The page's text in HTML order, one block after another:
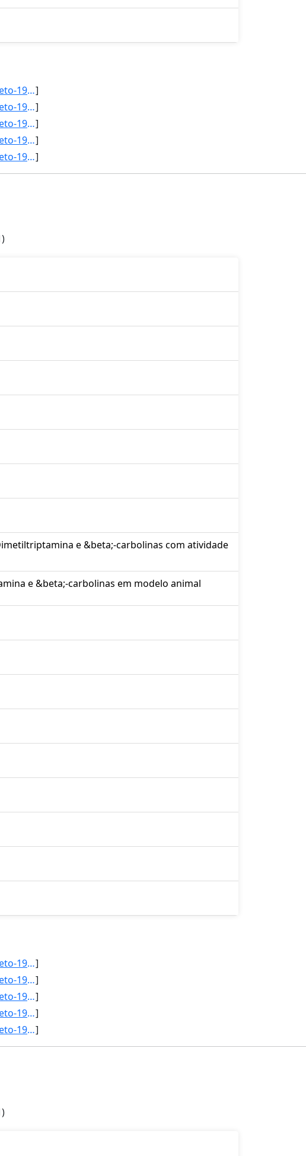
2: nº_processo-02/2018-cod_plano-2858-cod_projeto-1936-orientador-Larissa_Araujo_Rolim-titulacao-Doutor]]
3: nº_processo-03/2018-cod_plano-2840-cod_projeto-1922-orientador-Acacio_Figueiredo_Neto-titulacao-Dout]]
4: nº_processo-04/2018-cod_plano-2856-cod_projeto-1930-orientador-Ricardo_Argenton_Ramos-titulacao-Dout]]
5: nº_processo-05/2018-cod_plano-2848-cod_projeto-1928-orientador-ANA_PAULA_DE_OLIVEIRA_-titulacao-Mest]]
6: nº_processo-05/2018-cod_plano-2872-cod_projeto-1960-orientador-Joao_Jose_de_Simoni_Gouveia-titulacao]]
e &beta;-carbolinas com atividade
e &beta;-carbolinas em modelo animal
3: nº_processo-03/2018-cod_plano-2840-cod_projeto-1922-orientador-Acacio_Figueiredo_Neto-titulacao-Dout]]
4: nº_processo-04/2018-cod_plano-2856-cod_projeto-1930-orientador-Ricardo_Argenton_Ramos-titulacao-Dout]]
5: nº_processo-05/2018-cod_plano-2848-cod_projeto-1928-orientador-ANA_PAULA_DE_OLIVEIRA_-titulacao-Mest]]
6: nº_processo-05/2018-cod_plano-2872-cod_projeto-1960-orientador-Joao_Jose_de_Simoni_Gouveia-titulacao]]
7: nº_processo-06/2018-cod_plano-2844-cod_projeto-1926-orientador-Dian_Lourenconi-titulacao-Doutor-suba]]